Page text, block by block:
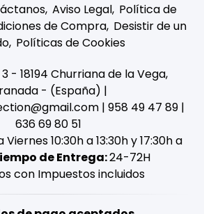
Aviso Legal Política de
de Compra Desistir de un
Políticas de Cookies
- 18194 Churriana de la Vega,
- (España) |
| 958 49 47 89 |
636 69 80 51
Viernes 10:30h a 13:30h y 17:30h a
de Entrega:24-72H
con Impuestos incluidos